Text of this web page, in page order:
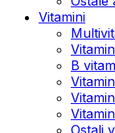
Vitamini
B
Ostali